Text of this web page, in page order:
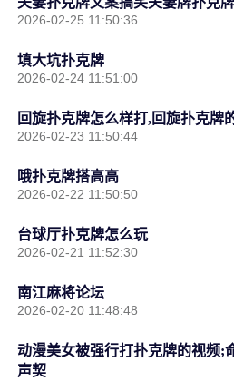
2026-02-25 11:50:36
填大坑扑克牌
2026-02-24 11:51:00
回旋扑克牌怎么样打,回旋扑克牌
2026-02-23 11:50:44
哦扑克牌搭高高
2026-02-22 11:50:50
台球厅扑克牌怎么玩
2026-02-21 11:52:30
南江麻将论坛
2026-02-20 11:48:48
动漫美女被强行打扑克牌的视频;
声契